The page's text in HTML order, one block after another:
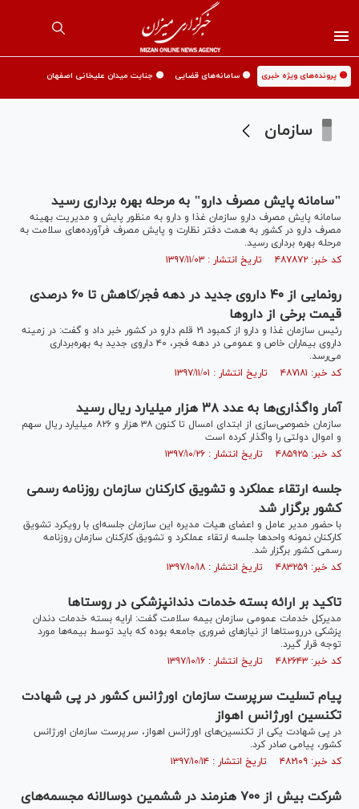
🟡 پرونده‌های ویژه خبری 🟡 سامانه‌های قضایی 🟡 جنایت میدان علیخانی اصفهان
سازمان
"سامانه پایش مصرف دارو" به مرحله بهره برداری رسید
سامانه پایش مصرف دارو سازمان غذا و دارو به منظور پایش و مدیریت بهینه
مصرف دارو در کشور به همت دفتر نظارت و پایش مصرف فرآورده‌های سلامت به
مرحله بهره برداری رسید.
کد خبر: ۴۸۷۸۷۲ تاریخ انتشار : ۱۳۹۷/۱۱/۰۳
رونمایی از ۴۰ داروی جدید در دهه فجر/کاهش تا ۶۰ درصدی
قیمت برخی از دارو‌ها
رئیس سازمان غذا و دارو از کمبود ۲۱ قلم دارو در کشور خبر داد و گفت: در زمینه
داروی بیماران خاص و عمومی در دهه فجر، ۴۰ داروی جدید به بهره‌برداری
می‌رسد.
کد خبر: ۴۸۷۱۸۱ تاریخ انتشار : ۱۳۹۷/۱۱/۰۱
آمار واگذاری‌ها به عدد ۳۸ هزار میلیارد ریال رسید
سازمان خصوصی‌سازی از ابتدای امسال تا کنون ۳۸ هزار و ۸۲۶ میلیارد ریال سهم
و اموال دولتی را واگذار کرده است
کد خبر: ۴۸۵۹۲۵ تاریخ انتشار : ۱۳۹۷/۱۰/۲۶
جلسه ارتقاء عملکرد و تشویق کارکنان سازمان روزنامه رسمی
کشور برگزار شد
با حضور مدیر عامل و اعضای هیات مدیره این سازمان جلسه‌ای با رویکرد تشویق
کارکنان نمونه واحد‌ها جلسه ارتقاء عملکرد و تشویق کارکنان سازمان روزنامه
رسمی کشور برگزار شد.
کد خبر: ۴۸۳۲۵۹ تاریخ انتشار : ۱۳۹۷/۱۰/۱۸
تاکید بر ارائه بسته خدمات دندانپزشکی در روستا‌ها
مدیرکل خدمات عمومی سازمان بیمه سلامت گفت: ارایه بسته خدمات دندان
پزشکی درروستا‌ها از نیاز‌های ضروری جامعه بوده که باید توسط بیمه‌ها مورد
توجه قرار گیرد.
کد خبر: ۴۸۲۶۴۳ تاریخ انتشار : ۱۳۹۷/۱۰/۱۶
پیام تسلیت سرپرست سازمان اورژانس کشور در پی شهادت
تکنسین اورژانس اهواز
در پی شهادت یکی از تکنسین‌های اورژانس اهواز، سرپرست سازمان اورژانس
کشور، پیامی صادر کرد.
کد خبر: ۴۸۲۱۰۹ تاریخ انتشار : ۱۳۹۷/۱۰/۱۴
شرکت بیش از ۷۰۰ هنرمند در ششمین دوسالانه مجسمه‌های